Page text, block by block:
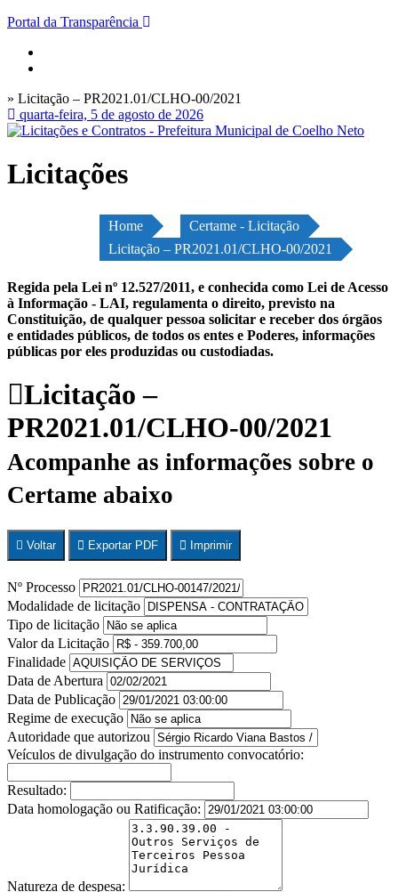
Portal da Transparência
» Licitação – PR2021.01/CLHO-00/2021
quarta-feira, 5 de agosto de 2026
Licitações
Home
Certame - Licitação
Licitação – PR2021.01/CLHO-00/2021
Regida pela Lei nº 12.527/2011, e conhecida como Lei de Acesso
à Informação - LAI, regulamenta o direito, previsto na
Constituição, de qualquer pessoa solicitar e receber dos órgãos
e entidades públicos, de todos os entes e Poderes, informações
públicas por eles produzidas ou custodiadas.
Licitação –
PR2021.01/CLHO-00/2021
Acompanhe as informações sobre o
Certame abaixo
Voltar Exportar PDF Imprimir
Nº Processo
Modalidade de licitação
Tipo de licitação
Valor da Licitação
Finalidade
Data de Abertura
Data de Publicação
Regime de execução
Autoridade que autorizou
Veículos de divulgação do instrumento convocatório:
Resultado:
Data homologação ou Ratificação:
Natureza de despesa: